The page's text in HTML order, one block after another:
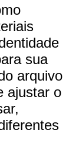
sua
arquivo
ajustar o